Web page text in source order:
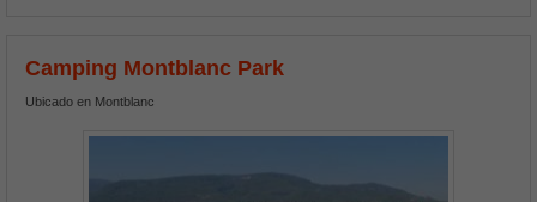
Camping Montblanc Park
Ubicado en Montblanc